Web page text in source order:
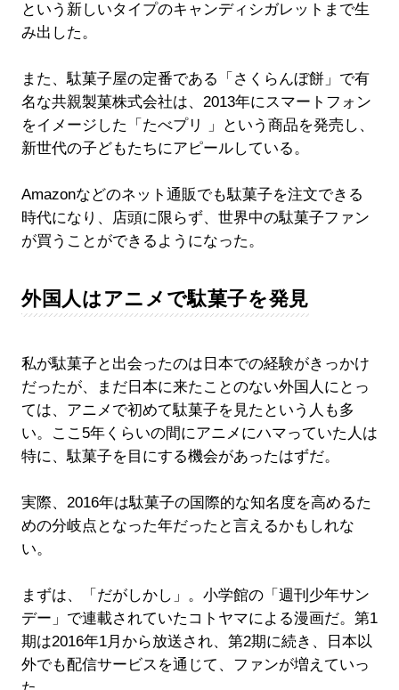
という新しいタイプのキャンディシガレットまで生
み出した。
また、駄菓子屋の定番である「さくらんぼ餅」で有
名な共親製菓株式会社は、2013年にスマートフォン
をイメージした「たべプリ 」という商品を発売し、
新世代の子どもたちにアピールしている。
Amazonなどのネット通販でも駄菓子を注文できる
時代になり、店頭に限らず、世界中の駄菓子ファン
が買うことができるようになった。
外国人はアニメで駄菓子を発見
私が駄菓子と出会ったのは日本での経験がきっかけ
だったが、まだ日本に来たことのない外国人にとっ
ては、アニメで初めて駄菓子を見たという人も多
い。ここ5年くらいの間にアニメにハマっていた人は
特に、駄菓子を目にする機会があったはずだ。
実際、2016年は駄菓子の国際的な知名度を高めるた
めの分岐点となった年だったと言えるかもしれな
い。
まずは、「だがしかし」。小学館の「週刊少年サン
デー」で連載されていたコトヤマによる漫画だ。第1
期は2016年1月から放送され、第2期に続き、日本以
外でも配信サービスを通じて、ファンが増えていっ